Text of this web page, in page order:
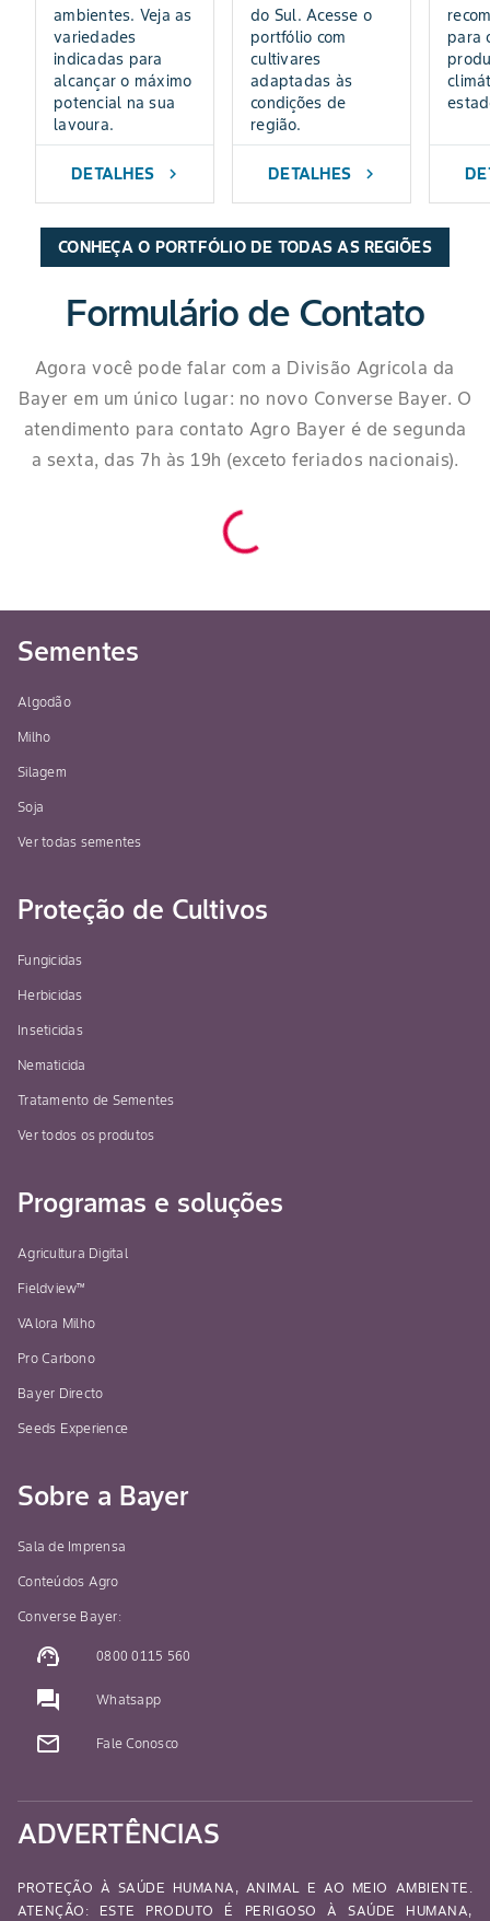
ambientes. Veja as
variedades
indicadas para
alcançar o máximo
potencial na sua
lavoura.
DETALHES chevron_right
do Sul. Acesse o
portfólio com
cultivares
adaptadas às
condições de
região.
DETALHES chevron_right
para
CONHEÇA O PORTFÓLIO DE TODAS AS REGIÕES
Formulário de Contato
Agora você pode falar com a Divisão Agrícola da
Bayer em um único lugar: no novo Converse Bayer. O
atendimento para contato Agro Bayer é de segunda
a sexta, das 7h às 19h (exceto feriados nacionais).
Sementes
Algodão
Milho
Silagem
Soja
Ver todas sementes
Proteção de Cultivos
Fungicidas
Herbicidas
Inseticidas
Nematicida
Tratamento de Sementes
Ver todos os produtos
Programas e soluções
Agricultura Digital
Fieldview™
VAlora Milho
Pro Carbono
Bayer Directo
Seeds Experience
Sobre a Bayer
Sala de Imprensa
Conteúdos Agro
Converse Bayer:
support_agent 0800 0115 560
question_answer Whatsapp
mail_outline Fale Conosco
ADVERTÊNCIAS
PROTEÇÃO À SAÚDE HUMANA, ANIMAL E AO MEIO AMBIENTE.
ATENÇÃO: ESTE PRODUTO É PERIGOSO À SAÚDE HUMANA,